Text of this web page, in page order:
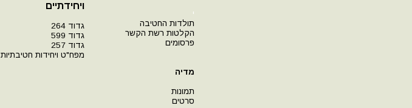
י
תולדות החטיבה
הקלטות רשת הקשר
פרסומים
מדיה
תמונות
סרטים
ויחידתיים
גדוד 264
גדוד 599
גדוד 257
מפח"ט ויחידות חטיבתיות